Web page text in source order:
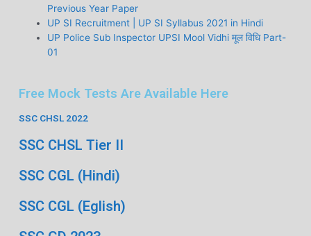
Previous Year Paper
UP SI Recruitment | UP SI Syllabus 2021 in Hindi
UP Police Sub Inspector UPSI Mool Vidhi मूल विधि Part-
01
Free Mock Tests Are Available Here
SSC CHSL 2022
SSC CHSL Tier II
SSC CGL (Hindi)
SSC CGL (Eglish)